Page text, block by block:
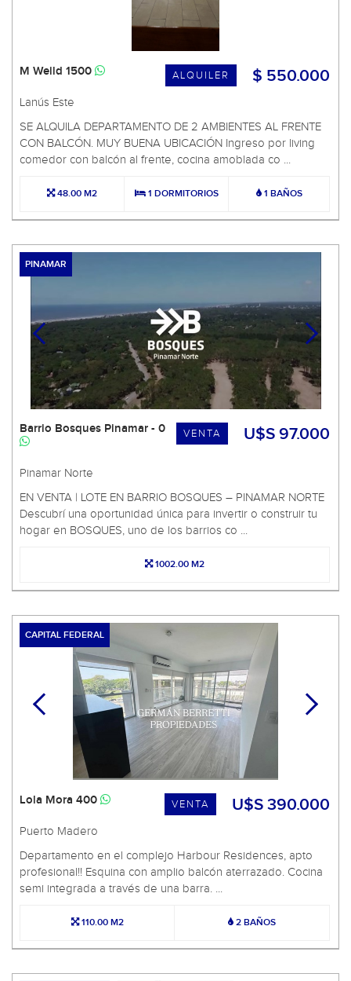
$ 550.000
ALQUILER
M Weild 1500
Lanús Este
SE ALQUILA DEPARTAMENTO DE 2 AMBIENTES AL FRENTE
CON BALCÓN. MUY BUENA UBICACIÓN Ingreso por living
comedor con balcón al frente, cocina amoblada co ...
48.00 M2 1 DORMITORIOS 1 BAÑOS
PINAMAR
U$S 97.000
VENTA
Barrio Bosques Pinamar - 0
Pinamar Norte
EN VENTA | LOTE EN BARRIO BOSQUES – PINAMAR NORTE
Descubrí una oportunidad única para invertir o construir tu
hogar en BOSQUES, uno de los barrios co ...
1002.00 M2
CAPITAL FEDERAL
U$S 390.000
VENTA
Lola Mora 400
Puerto Madero
Departamento en el complejo Harbour Residences, apto
profesional!! Esquina con amplio balcón aterrazado. Cocina
semi integrada a través de una barra. ...
110.00 M2 2 BAÑOS